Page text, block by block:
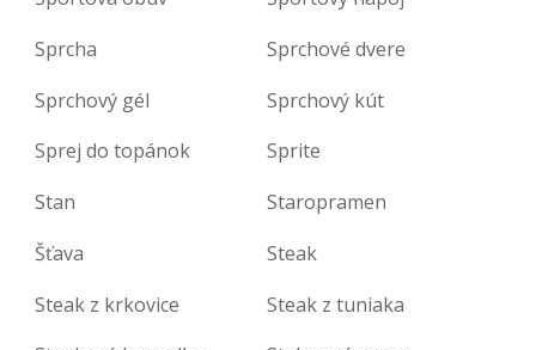
Sprcha
Sprchové dvere
Sprchový gél
Sprchový kút
Sprej do topánok
Sprite
Stan
Staropramen
Šťava
Steak
Steak z krkovice
Steak z tuniaka